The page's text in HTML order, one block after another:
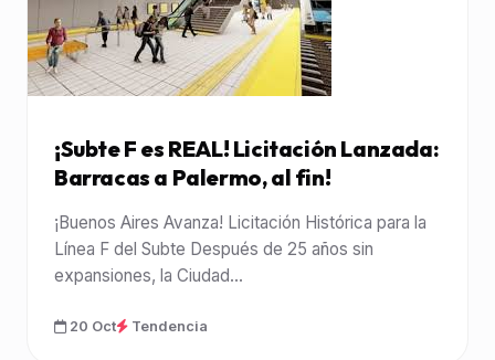
¡Subte F es REAL! Licitación Lanzada:
Barracas a Palermo, al fin!
¡Buenos Aires Avanza! Licitación Histórica para la
Línea F del Subte Después de 25 años sin
expansiones, la Ciudad...
20 Oct Tendencia